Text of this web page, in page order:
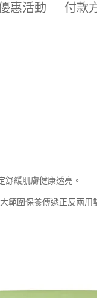
惠活動 付款
緩肌膚健康透亮。
範圍保養傳遞正反兩用